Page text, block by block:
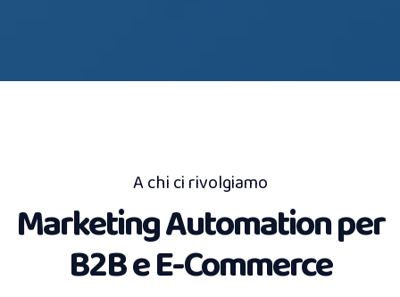
A chi ci rivolgiamo
Marketing Automation per
B2B e E-Commerce